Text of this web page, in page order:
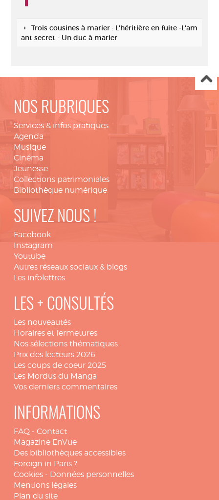
Trois cousines à marier : L'héritière en fuite -L'am
ant secret - Un duc à marier
NOS RUBRIQUES
Services & infos pratiques
Agenda
Musique
Cinéma
Jeunesse
Collections patrimoniales
Bibliothèque numérique
SUIVEZ NOUS !
Facebook
Instagram
Youtube
Autres réseaux sociaux & blogs
Les infolettres
LES + CONSULTÉS
Les nouveautés
Horaires et fermetures
Nos sélections thématiques
Prix des lecteurs 2026
Les coups de coeur 2025
Les Mordus du Manga
Vos derniers commentaires
INFORMATIONS
FAQ - Contact
Magazine EnVue
Des bibliothèques accessibles
Foreign in Paris ?
Cookies - Données personnelles
Mentions légales
Plan du site